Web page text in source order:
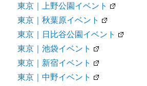
東京｜上野公園イベント
東京｜秋葉原イベント
東京｜日比谷公園イベント
東京｜池袋イベント
東京｜新宿イベント
東京｜中野イベント